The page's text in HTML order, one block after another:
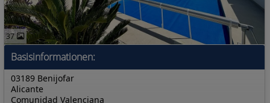
37
Basisinformationen:
03189 Benijofar
Alicante
Comunidad Valenciana